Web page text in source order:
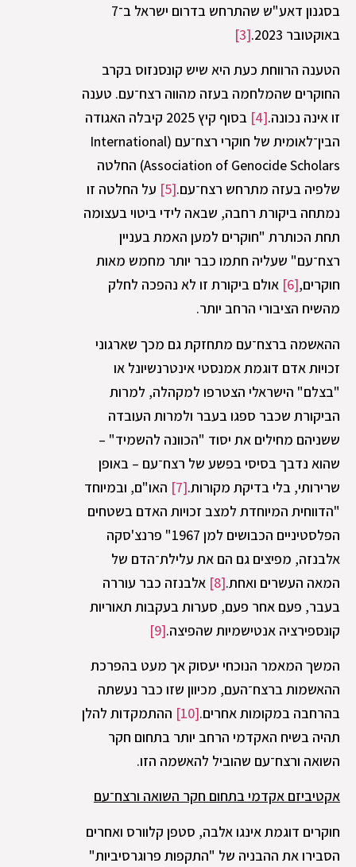
בסגנון דאע"ש שהתרחש בדרום ישראל ב־7
באוקטובר 2023.
[3]
הטענה הרווחת כעת היא שיש קונסנזוס בקרב
החוקרים שהמלחמה בעזה מהווה רצח־עם. טענה
זו אינה נכונה.[4]
בסוף קיץ 2025 קיבלה האגודה
הבין־לאומית של חוקרי רצח־עם (International
Association of Genocide Scholars) החלטה
שלפיה בעזה מתרחש רצח־עם.[5]
על החלטה זו
נמתחה ביקורת רחבה, שבאה לידי ביטוי בעצומה
תחת הכותרת "חוקרים למען האמת בעניין
רצח־עם" שעליה חתמו כבר יותר מחמש מאות
חוקרים,[6]
אולם ביקורת זו לא נהפכה לחלק
מהשיח הציבורי הרחב יותר.
ההאשמה ברצח־עם מתחזקת גם מכך שארגוני
זכויות אדם דוגמת אמנסטי אינטרנשיונל או
"בצלם" הישראלי הצטרפו למקהלה, למרות
הביקורת שכבר ספגו בעבר ולמרות העובדה
ששניהם מחילים את יסוד "הכוונה להשמיד" –
שהוא נדבך בסיסי בפשע של רצח־עם – באופן
שרירותי, בלי בדיקת מקורות.[7]
האו"ם, ובמיוחד
"הדווחית המיוחדת למצב זכויות האדם בשטחים
הפלסטיניים הכבושים למן 1967" פרנצ'סקה
אלבנזה, מפיצים גם הם את עלילת־הדם של
המאה העשרים ואחת.[8]
אלבנזה כבר עוררה
בעבר, פעם אחר פעם, סערות בעקבות תאוריות
קונספירציה אנטישמיות שהפיצה.[9]
המשך המאמר הנוכחי יעסוק אך מעט בהפרכת
ההאשמות ברצח־העם, מכיוון שזו כבר נעשתה
בהרחבה במקומות אחרים.[10]
ההתמקדות להלן
תהיה בשיח האקדמי הרחב יותר בתחום חקר
השואה ורצח־עם שהוביל להאשמה הזו.
אקטיביזם אקדמי בתחום חקר השואה ורצח־עם
חוקרים דוגמת אינגו אלבה, סטפן קלוורס ואחרים
הסבירו את ההבניה של "התקפות פרוגרסיביות"